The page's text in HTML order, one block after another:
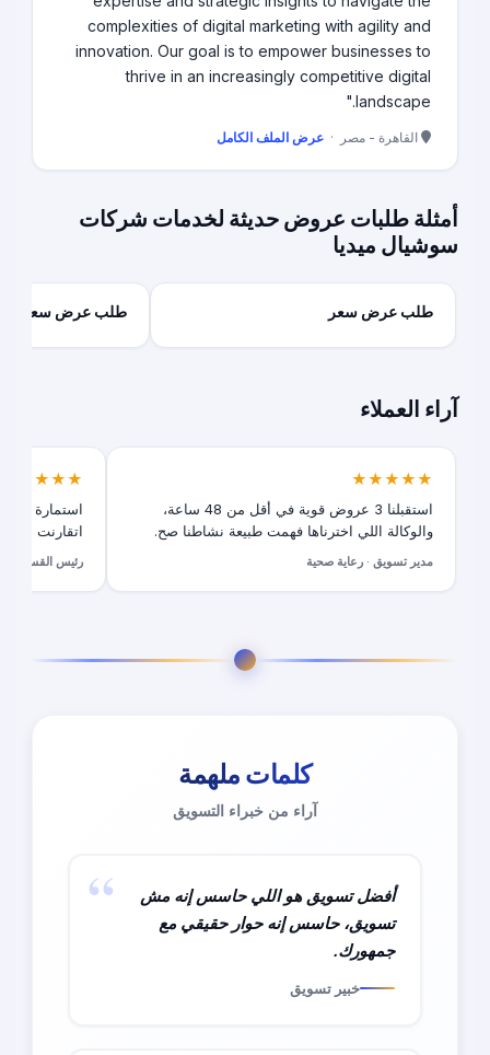
complexities of digital marketing with agility and
innovation. Our goal is to empower businesses to
thrive in an increasingly competitive digital
landscape."
القاهرة - مصر · عرض الملف الكامل
أمثلة طلبات عروض حديثة لخدمات شركات
سوشيال ميديا
طلب عرض سعر طلب عرض سعر
آراء العملاء
★★★★★
استقبلنا 3 عروض قوية في أقل من 48 ساعة،
والوكالة اللي اخترناها فهمت طبيعة نشاطنا صح.
مدير تسويق · رعاية صحية
★★★★★
استمارة
اتقارنت
رئيس القسم
كلمات ملهمة
آراء من خبراء التسويق
أفضل تسويق هو اللي حاسس إنه مش
تسويق، حاسس إنه حوار حقيقي مع
جمهورك.
خبير تسويق